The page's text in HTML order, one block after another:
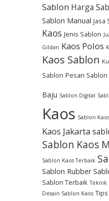
Sablon Harga
Sablon Manual Jasa
Kaos Jenis Sablon
Gildan Kaos Polos
Kaos Sablon
Sablon Pesan Sablon
Baju Sablon Digital
Kaos Sablon
Kaos Jakarta
Sablon Kaos
Sablon Kaos Terbaik
Sablon Rubber
Sablon Terbaik Teknik
Desain Sablon Kaos